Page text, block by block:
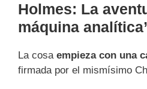
Holmes: La
máquina
La cosa empieza con una
firmada por el mismísimo